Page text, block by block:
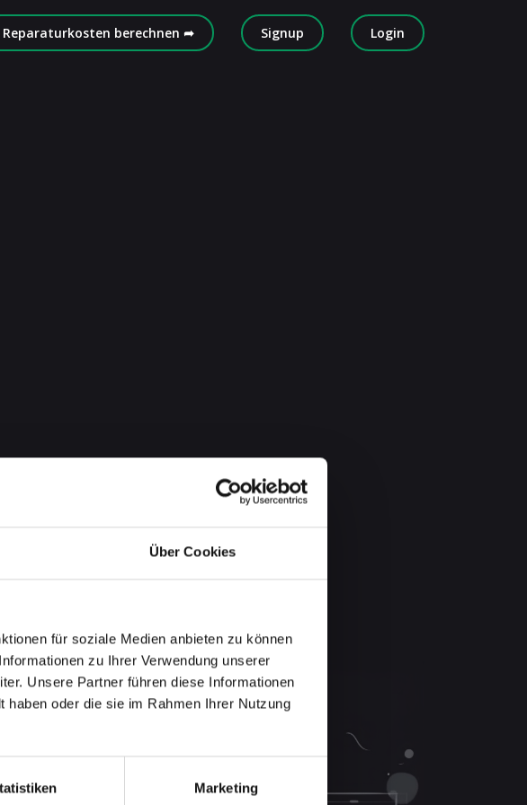
Über Cookies
für soziale Medien anbieten zu können
zu Ihrer Verwendung unserer
Unsere Partner führen diese Informationen
oder die sie im Rahmen Ihrer Nutzung
Marketing
Reparaturkosten berechnen ➦ Signup Login